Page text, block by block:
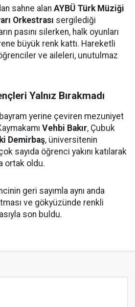
sahne alan AYBÜ Türk Müziği
Orkestrası sergilediği
pasını silerken, halk oyunları
büyük renk kattı. Hareketli
ve aileleri, unutulmaz
Yalnız Bırakmadı
yerine çeviren mezuniyet
Vehbi Bakır, Çubuk
Demirbaş, üniversitenin
sayıda öğrenci yakını katılarak
ortak oldu.
geri sayımla aynı anda
ve gökyüzünde renkli
son buldu.